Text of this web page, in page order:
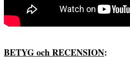
BETYG och RECENSION: